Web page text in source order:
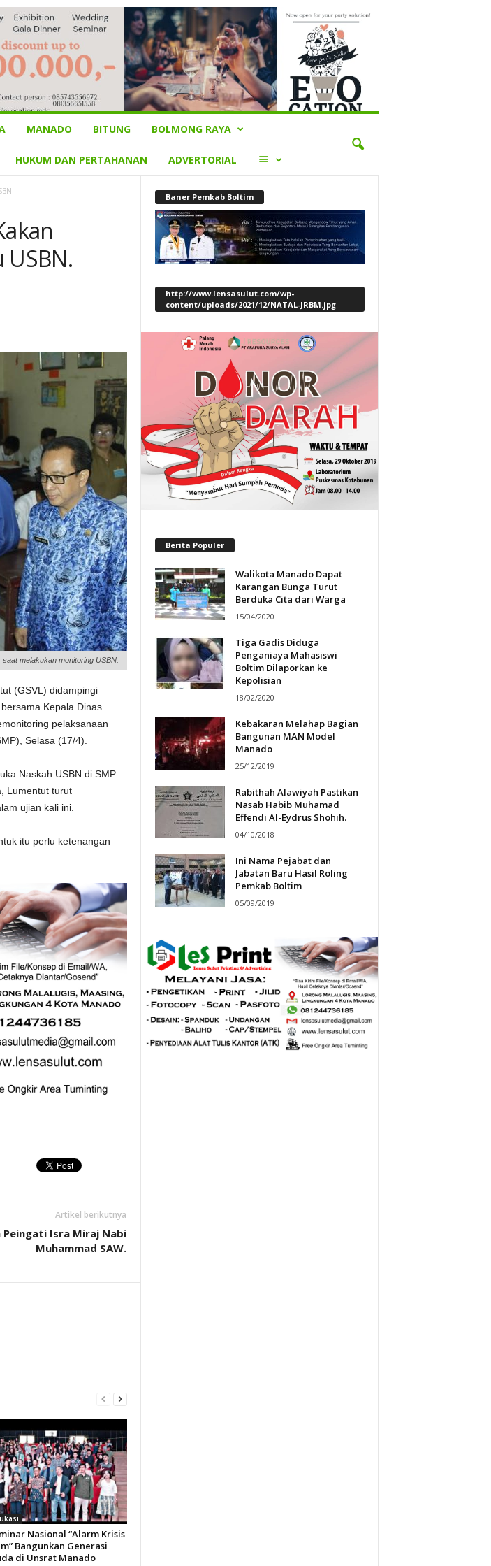
MANADO BITUNG BOLMONG RAYA
HUKUM DAN PERTAHANAN ADVERTORIAL LAINNYA
USBN.
melakukan monitoring USBN.
(GSVL) didampingi
Kepala Dinas
pelaksanaan
Selasa (17/4).
Naskah USBN di SMP
Lumentut turut
ujian kali ini.
itu perlu ketenangan
Artikel berikutnya
Peingati Isra Miraj Nabi
Muhammad SAW.
Nasional “Alarm Krisis
Bangunkan Generasi
di Unsrat Manado
Baner Pemkab Boltim
http://www.lensasulut.com/wp-
content/uploads/2021/12/NATAL-JRBM.jpg
Berita Populer
Walikota Manado Dapat
Karangan Bunga Turut
Berduka Cita dari Warga
15/04/2020
Tiga Gadis Diduga
Penganiaya Mahasiswi
Boltim Dilaporkan ke
Kepolisian
18/02/2020
Kebakaran Melahap Bagian
Bangunan MAN Model
Manado
25/12/2019
Rabithah Alawiyah Pastikan
Nasab Habib Muhamad
Effendi Al-Eydrus Shohih.
04/10/2018
Ini Nama Pejabat dan
Jabatan Baru Hasil Roling
Pemkab Boltim
05/09/2019